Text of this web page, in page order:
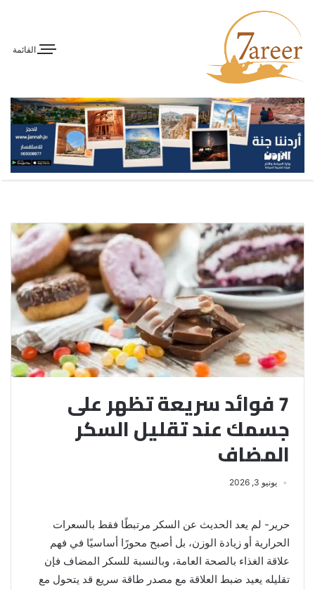
القائمة
7 فوائد سريعة تظهر على
جسمك عند تقليل السكر
المضاف
يونيو 3, 2026
حرير- لم يعد الحديث عن السكر مرتبطًا فقط بالسعرات
الحرارية أو زيادة الوزن، بل أصبح محورًا أساسيًا في فهم
علاقة الغذاء بالصحة العامة، وبالنسبة للسكر المضاف فإن
تقليله يعيد ضبط العلاقة مع مصدر طاقة سريع قد يتحول مع